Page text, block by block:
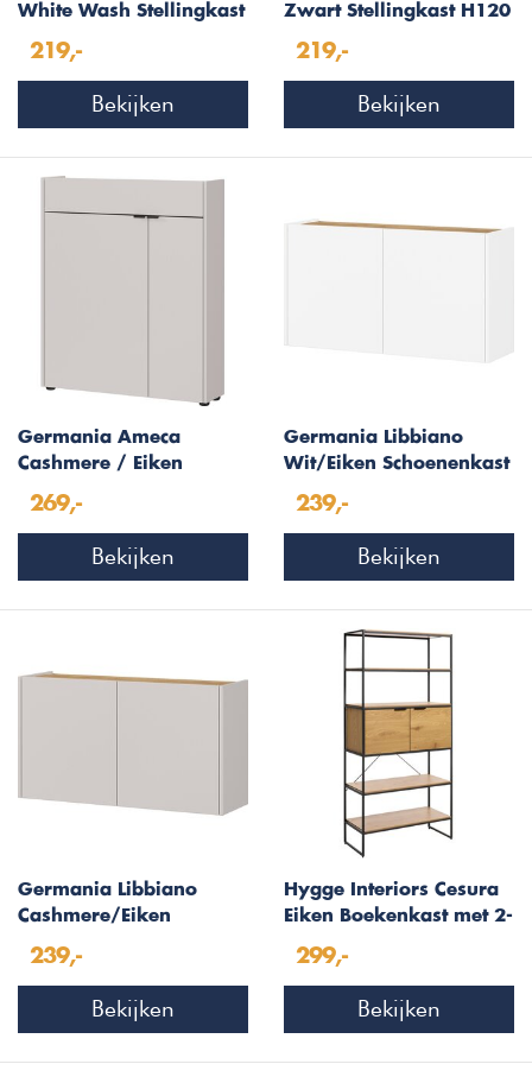
White Wash Stellingkast
219,-
Bekijken
Zwart Stellingkast H120
219,-
Bekijken
Germania Ameca
Cashmere / Eiken
Wandkast
269,-
Bekijken
Germania Libbiano
Wit/Eiken Schoenenkast
239,-
Bekijken
Germania Libbiano
Cashmere/Eiken
239,-
Bekijken
Hygge Interiors Cesura
Eiken Boekenkast met 2-
299,-
Bekijken